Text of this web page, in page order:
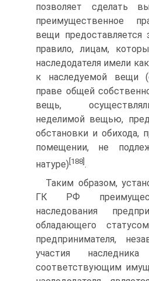
позволяет сделать
преимущественное
вещи предоставляется
правило, лицам,
наследодателя имели
к наследуемой вещи
праве общей
вещь,
неделимой вещью,
обстановки и обихода,
помещении, не
натуре) [188].
Таким образом,
ГК РФ
наследования
обладающего
предпринимателя,
участия
соответствующим